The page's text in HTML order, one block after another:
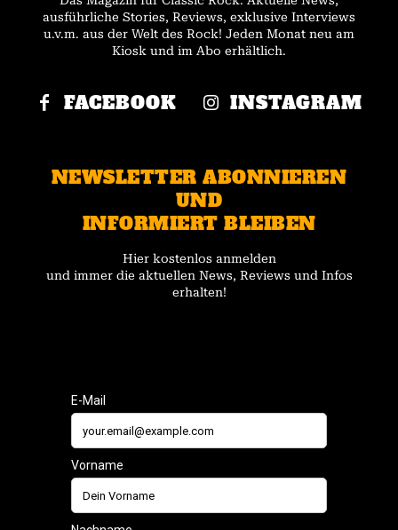
ausführliche Stories, Reviews, exklusive Interviews
u.v.m. aus der Welt des Rock! Jeden Monat neu am
Kiosk und im Abo erhältlich.
FACEBOOK INSTAGRAM
NEWSLETTER ABONNIEREN
UND
INFORMIERT BLEIBEN
Hier kostenlos anmelden
und immer die aktuellen News, Reviews und Infos
erhalten!